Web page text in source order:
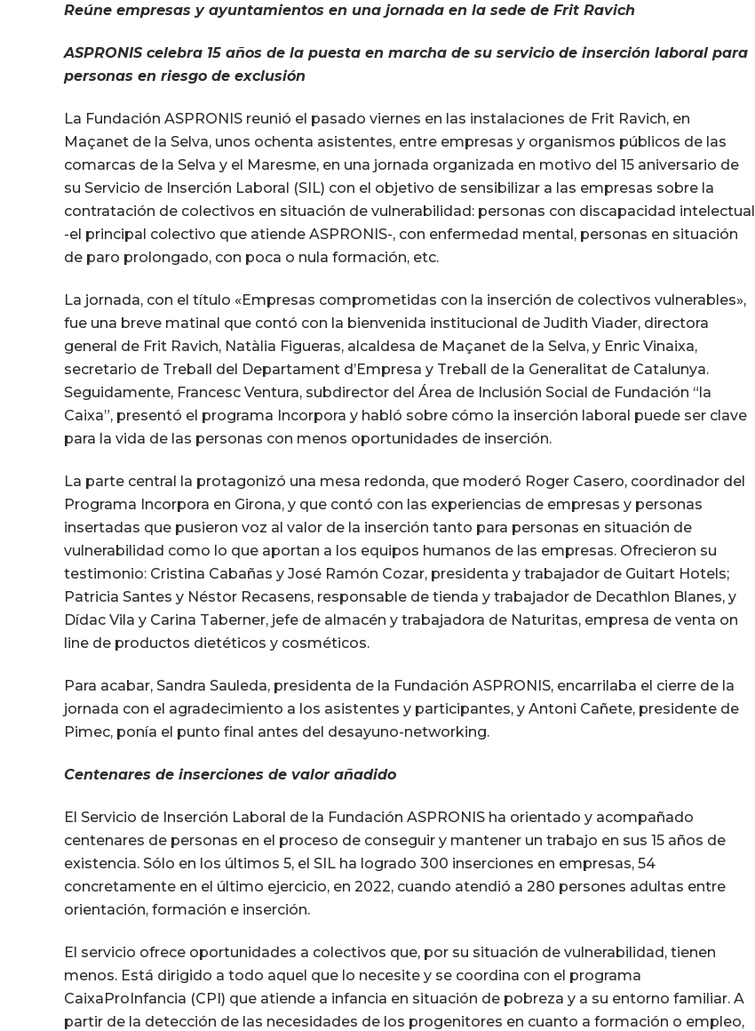
Reúne empresas y ayuntamientos en una jornada en la sede de Frit Ravich
ASPRONIS celebra 15 años de la puesta en marcha de su servicio de inserción laboral para
personas en riesgo de exclusión
La Fundación ASPRONIS reunió el pasado viernes en las instalaciones de Frit Ravich, en
Maçanet de la Selva, unos ochenta asistentes, entre empresas y organismos públicos de las
comarcas de la Selva y el Maresme, en una jornada organizada en motivo del 15 aniversario de
su Servicio de Inserción Laboral (SIL) con el objetivo de sensibilizar a las empresas sobre la
contratación de colectivos en situación de vulnerabilidad: personas con discapacidad intelectual
-el principal colectivo que atiende ASPRONIS-, con enfermedad mental, personas en situación
de paro prolongado, con poca o nula formación, etc.
La jornada, con el título «Empresas comprometidas con la inserción de colectivos vulnerables»,
fue una breve matinal que contó con la bienvenida institucional de Judith Viader, directora
general de Frit Ravich, Natàlia Figueras, alcaldesa de Maçanet de la Selva, y Enric Vinaixa,
secretario de Treball del Departament d’Empresa y Treball de la Generalitat de Catalunya.
Seguidamente, Francesc Ventura, subdirector del Área de Inclusión Social de Fundación “la
Caixa”, presentó el programa Incorpora y habló sobre cómo la inserción laboral puede ser clave
para la vida de las personas con menos oportunidades de inserción.
La parte central la protagonizó una mesa redonda, que moderó Roger Casero, coordinador del
Programa Incorpora en Girona, y que contó con las experiencias de empresas y personas
insertadas que pusieron voz al valor de la inserción tanto para personas en situación de
vulnerabilidad como lo que aportan a los equipos humanos de las empresas. Ofrecieron su
testimonio: Cristina Cabañas y José Ramón Cozar, presidenta y trabajador de Guitart Hotels;
Patricia Santes y Néstor Recasens, responsable de tienda y trabajador de Decathlon Blanes, y
Dídac Vila y Carina Taberner, jefe de almacén y trabajadora de Naturitas, empresa de venta on
line de productos dietéticos y cosméticos.
Para acabar, Sandra Sauleda, presidenta de la Fundación ASPRONIS, encarrilaba el cierre de la
jornada con el agradecimiento a los asistentes y participantes, y Antoni Cañete, presidente de
Pimec, ponía el punto final antes del desayuno-networking.
Centenares de inserciones de valor añadido
El Servicio de Inserción Laboral de la Fundación ASPRONIS ha orientado y acompañado
centenares de personas en el proceso de conseguir y mantener un trabajo en sus 15 años de
existencia. Sólo en los últimos 5, el SIL ha logrado 300 inserciones en empresas, 54
concretamente en el último ejercicio, en 2022, cuando atendió a 280 persones adultas entre
orientación, formación e inserción.
El servicio ofrece oportunidades a colectivos que, por su situación de vulnerabilidad, tienen
menos. Está dirigido a todo aquel que lo necesite y se coordina con el programa
CaixaProInfancia (CPI) que atiende a infancia en situación de pobreza y a su entorno familiar. A
partir de la detección de las necesidades de los progenitores en cuanto a formación o empleo,